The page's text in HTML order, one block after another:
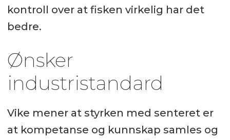
kontroll over at fisken virkelig har det
bedre.
Ønsker
industristandard
Vike mener at styrken med senteret er
at kompetanse og kunnskap samles og